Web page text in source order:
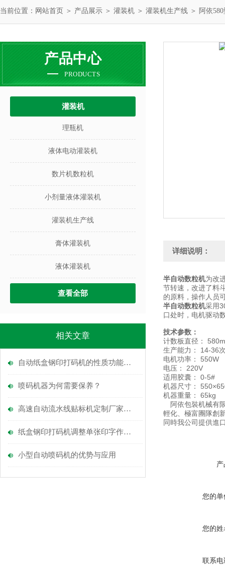
当前位置： 网站首页 ＞ 产品展示 ＞ 灌装机 ＞ 灌装机生产线 ＞ 阿依
产品中心
PRODUCTS
灌装机
理瓶机
液体电动灌装机
数片机数粒机
小剂量液体灌装机
灌装机生产线
膏体灌装机
液体灌装机
查看全部
相关文章
自动纸盒钢印打码机的性质功能和应用
喷码机器为何需要保养？
高速自动流水线贴标机定制厂家怎么选？定制能力与联线设计要点
纸盒钢印打码机调整单张印字作业的操作过程
小型自动喷码机的优势与应用
详细说明：
半自动数粒机为改
节转速，改进了料
的原料，操作人员
半自动数粒机采用
口处时，电机驱动
技术参数：
计数板直径：
生产能力： 14-36
电机功率： 550W
电压： 220V
适用胶囊： 0-5#
机器尺寸：
机器重量： 65kg
阿依包裝机械有
輕化、極富團隊創
同時我公司提供進
您的单
您的姓
联系电